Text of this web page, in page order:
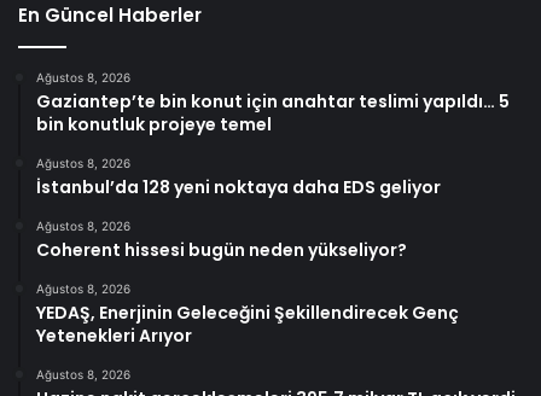
En Güncel Haberler
Ağustos 8, 2026
Gaziantep’te bin konut için anahtar teslimi yapıldı… 5
bin konutluk projeye temel
Ağustos 8, 2026
İstanbul’da 128 yeni noktaya daha EDS geliyor
Ağustos 8, 2026
Coherent hissesi bugün neden yükseliyor?
Ağustos 8, 2026
YEDAŞ, Enerjinin Geleceğini Şekillendirecek Genç
Yetenekleri Arıyor
Ağustos 8, 2026